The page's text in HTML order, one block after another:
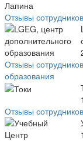
Отзывы
Отзывы
образования
1
Отзывы
1